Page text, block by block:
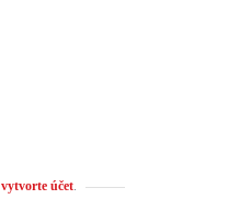
vytvorte účet.